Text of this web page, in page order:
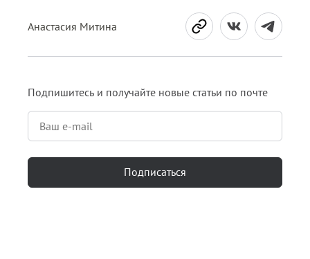
Анастасия Митина
Подпишитесь и получайте новые статьи по почте
Подписаться